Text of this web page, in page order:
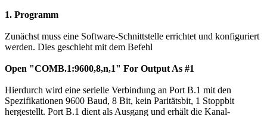
1. Programm
Zunächst muss eine Software-Schnittstelle errichtet und konfiguriert
werden. Dies geschieht mit dem Befehl
Open "COMB.1:9600,8,n,1" For Output As #1
Hierdurch wird eine serielle Verbindung an Port B.1 mit den
Spezifikationen 9600 Baud, 8 Bit, kein Paritätsbit, 1 Stoppbit
hergestellt. Port B.1 dient als Ausgang und erhält die Kanal-